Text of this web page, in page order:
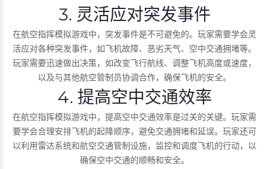
3. 灵活应对突发事件
在航空指挥模拟游戏中，突发事件是不可避免的。玩家需要学会灵
活应对各种突发事件，如飞机故障、恶劣天气、空中交通拥堵等。
玩家需要迅速做出决策，如改变飞行航线、调整飞机高度或速度，
以及与其他航空管制员协调合作，确保飞机的安全。
4. 提高空中交通效率
在航空指挥模拟游戏中，提高空中交通效率是过关的关键。玩家需
要学会合理安排飞机的起降顺序，避免交通拥堵和延误。玩家还可
以利用雷达系统和航空交通管制设施，监控和调度飞机的行动，以
确保空中交通的顺畅和安全。